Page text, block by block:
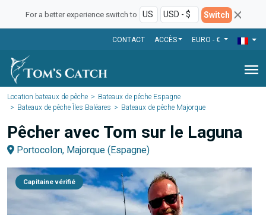
For a better experience switch to Switch
CONTACT ACCÈS EURO - €
menu
Location bateaux de pêche
Bateaux de pêche Espagne
Bateaux de pêche Îles Baléares
Bateaux de pêche Majorque
Pêcher avec Tom sur le Laguna
Portocolon, Majorque (Espagne)
Capitaine vérifié